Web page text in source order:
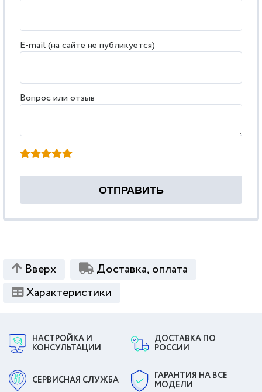
E-mail (на сайте не публикуется)
Вопрос или отзыв
Вверх
Доставка, оплата
Характеристики
НАСТРОЙКА И
КОНСУЛЬТАЦИИ
ДОСТАВКА ПО
РОССИИ
СЕРВИСНАЯ СЛУЖБА
ГАРАНТИЯ НА ВСЕ
МОДЕЛИ